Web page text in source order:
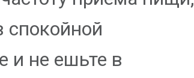
спокойной
и не ешьте в